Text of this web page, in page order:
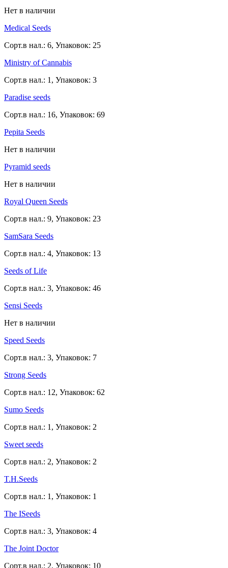
Нет в наличии
Medical Seeds
Сорт.в нал.: 6, Упаковок: 25
Ministry of Cannabis
Сорт.в нал.: 1, Упаковок: 3
Paradise seeds
Сорт.в нал.: 16, Упаковок: 69
Pepita Seeds
Нет в наличии
Pyramid seeds
Нет в наличии
Royal Queen Seeds
Сорт.в нал.: 9, Упаковок: 23
SamSara Seeds
Сорт.в нал.: 4, Упаковок: 13
Seeds of Life
Сорт.в нал.: 3, Упаковок: 46
Sensi Seeds
Нет в наличии
Speed Seeds
Сорт.в нал.: 3, Упаковок: 7
Strong Seeds
Сорт.в нал.: 12, Упаковок: 62
Sumo Seeds
Сорт.в нал.: 1, Упаковок: 2
Sweet seeds
Сорт.в нал.: 2, Упаковок: 2
T.H.Seeds
Сорт.в нал.: 1, Упаковок: 1
The ISeeds
Сорт.в нал.: 3, Упаковок: 4
The Joint Doctor
Сорт.в нал.: 2, Упаковок: 10